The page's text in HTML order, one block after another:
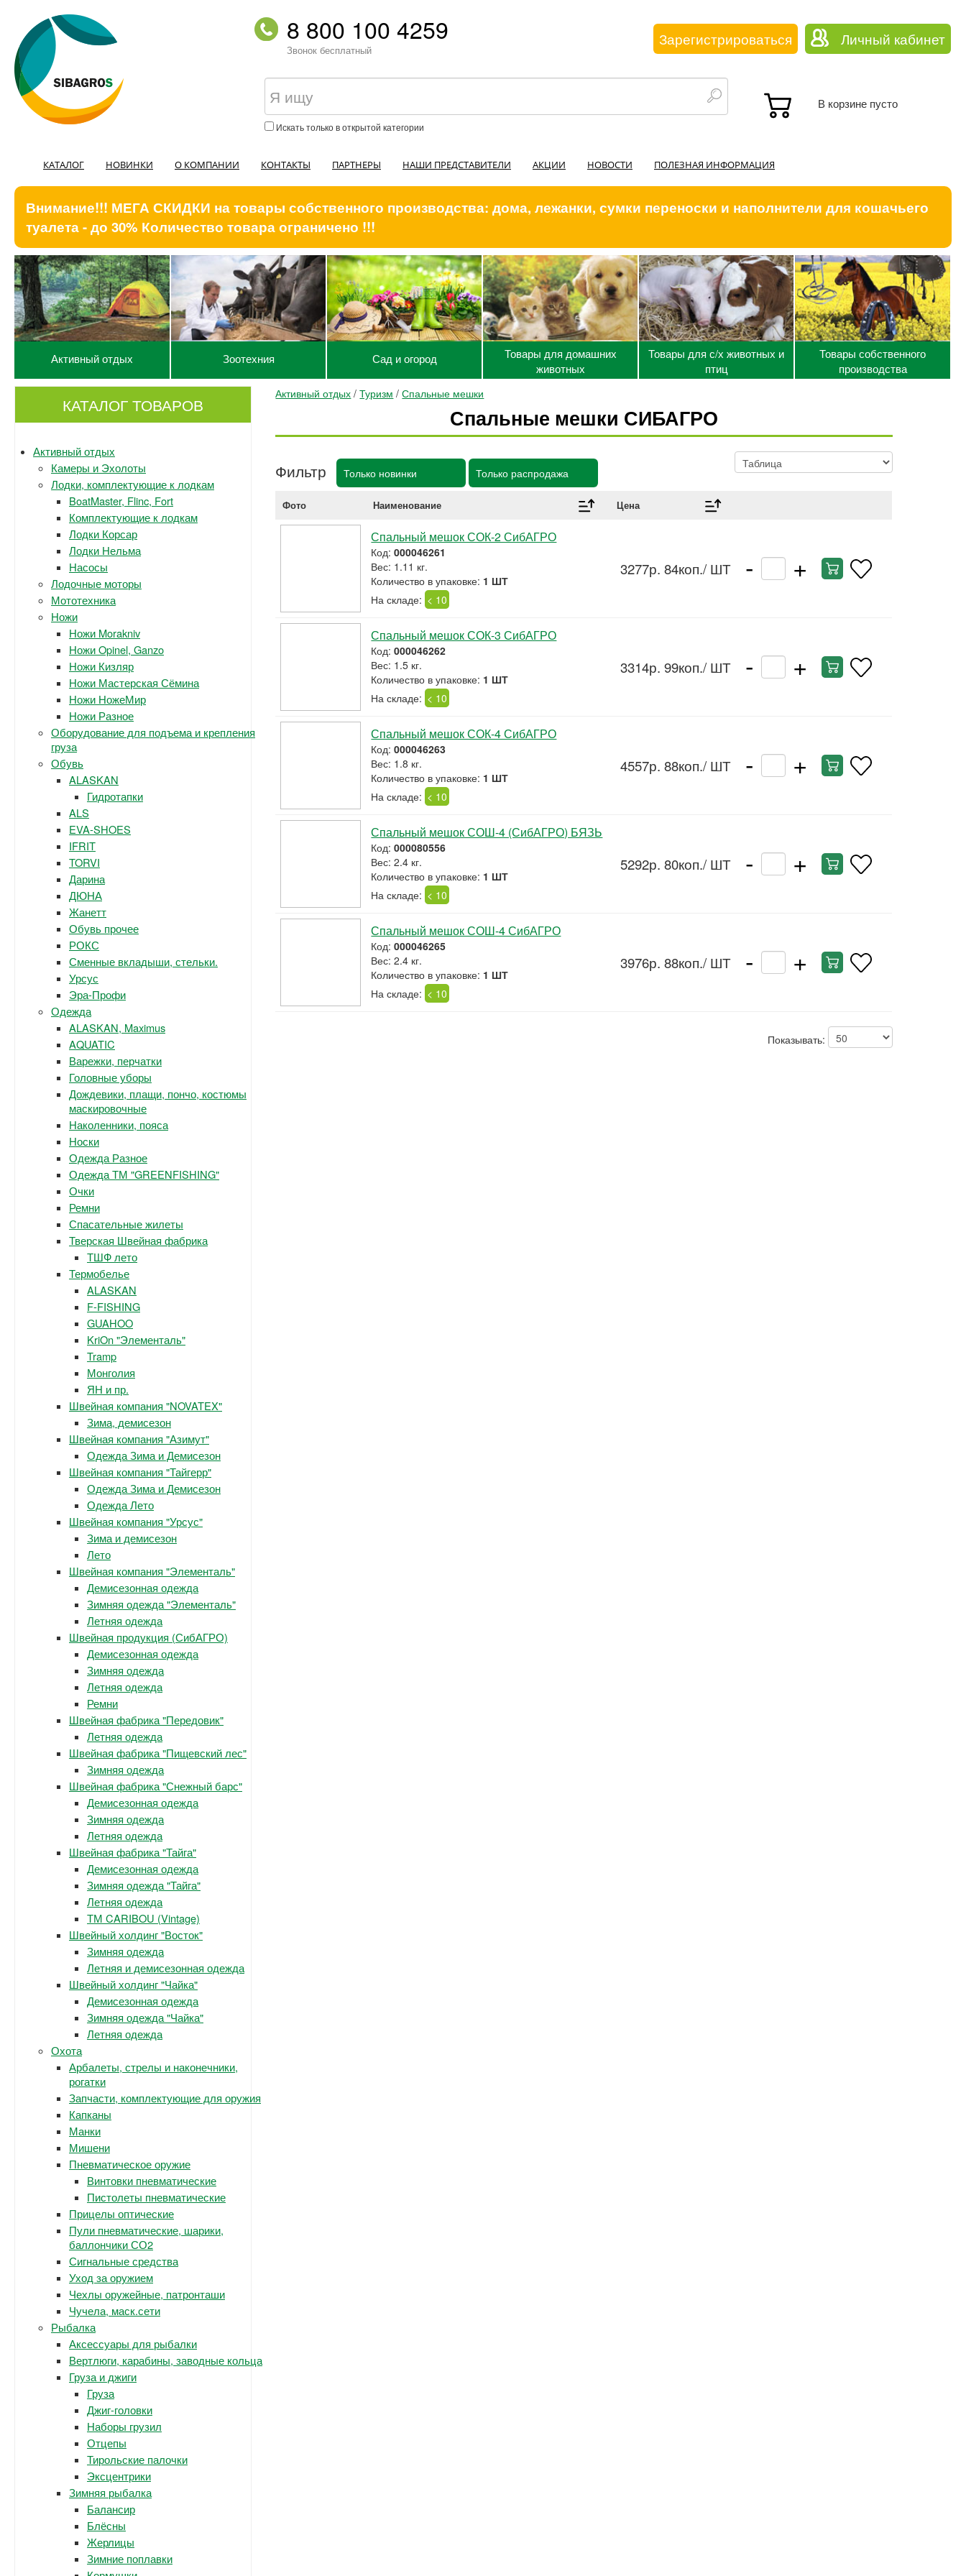
8 800 100 4259
Звонок бесплатный
Зарегистрироваться Личный кабинет
Искать только в открытой категории
В корзине пусто
КАТАЛОГ НОВИНКИ О КОМПАНИИ КОНТАКТЫ ПАРТНЕРЫ НАШИ ПРЕДСТАВИТЕЛИ АКЦИИ НОВОСТИ ПОЛЕЗНАЯ ИНФОРМАЦИЯ
Внимание!!! МЕГА СКИДКИ на товары собственного производства: дома, лежанки, сумки переноски и наполнители для кошачьего
туалета - до 30% Количество товара ограничено !!!
Активный отдых Зоотехния Сад и огород
Товары для домашних
животных
Товары для с/х животных и
птиц
Товары собственного
производства
КАТАЛОГ ТОВАРОВ
Активный отдых
Камеры и Эхолоты
Лодки, комплектующие к лодкам
BoatMaster, Flinc, Fort
Комплектующие к лодкам
Лодки Корсар
Лодки Нельма
Насосы
Лодочные моторы
Мототехника
Ножи
Ножи Morakniv
Ножи Opinel, Ganzo
Ножи Кизляр
Ножи Мастерская Сёмина
Ножи НожеМир
Ножи Разное
Оборудование для подъема и крепления
груза
Обувь
ALASKAN
Гидротапки
ALS
EVA-SHOES
IFRIT
TORVI
Дарина
ДЮНА
Жанетт
Обувь прочее
РОКС
Сменные вкладыши, стельки.
Урсус
Эра-Профи
Одежда
ALASKAN, Maximus
AQUATIC
Варежки, перчатки
Головные уборы
Дождевики, плащи, пончо, костюмы
маскировочные
Наколенники, пояса
Носки
Одежда Разное
Одежда ТМ "GREENFISHING"
Очки
Ремни
Спасательные жилеты
Тверская Швейная фабрика
ТШФ лето
Термобелье
ALASKAN
F-FISHING
GUAHOO
KriOn "Элементаль"
Tramp
Монголия
ЯН и пр.
Швейная компания "NOVATEX"
Зима, демисезон
Швейная компания "Азимут"
Одежда Зима и Демисезон
Швейная компания "Тайгерр"
Одежда Зима и Демисезон
Одежда Лето
Швейная компания "Урсус"
Зима и демисезон
Лето
Швейная компания "Элементаль"
Демисезонная одежда
Зимняя одежда "Элементаль"
Летняя одежда
Швейная продукция (СибАГРО)
Демисезонная одежда
Зимняя одежда
Летняя одежда
Ремни
Швейная фабрика "Передовик"
Летняя одежда
Швейная фабрика "Пищевский лес"
Зимняя одежда
Швейная фабрика "Снежный барс"
Демисезонная одежда
Зимняя одежда
Летняя одежда
Швейная фабрика "Тайга"
Демисезонная одежда
Зимняя одежда "Тайга"
Летняя одежда
ТМ CARIBOU (Vintage)
Швейный холдинг "Восток"
Зимняя одежда
Летняя и демисезонная одежда
Швейный холдинг "Чайка"
Демисезонная одежда
Зимняя одежда "Чайка"
Летняя одежда
Охота
Арбалеты, стрелы и наконечники,
рогатки
Запчасти, комплектующие для оружия
Капканы
Манки
Мишени
Пневматическое оружие
Винтовки пневматические
Пистолеты пневматические
Прицелы оптические
Пули пневматические, шарики,
баллончики СО2
Сигнальные средства
Уход за оружием
Чехлы оружейные, патронташи
Чучела, маск.сети
Рыбалка
Аксессуары для рыбалки
Вертлюги, карабины, заводные кольца
Груза и джиги
Груза
Джиг-головки
Наборы грузил
Отцепы
Тирольские палочки
Эксцентрики
Зимняя рыбалка
Балансир
Блёсны
Жерлицы
Зимние поплавки
Активный отдых /Туризм /Спальные мешки
Спальные мешки СИБАГРО
Фильтр Только новинки Только распродажа
Фото Наименование Цена
Спальный мешок СОК-2 СибАГРО
Код:000046261
Вес: 1.11 кг.
Количество в упаковке: 1 ШТ
На складе: < 10
3277р. 84коп./ ШТ - +
Спальный мешок СОК-3 СибАГРО
Код:000046262
Вес: 1.5 кг.
Количество в упаковке: 1 ШТ
На складе: < 10
3314р. 99коп./ ШТ - +
Спальный мешок СОК-4 СибАГРО
Код:000046263
Вес: 1.8 кг.
Количество в упаковке: 1 ШТ
На складе: < 10
4557р. 88коп./ ШТ - +
Спальный мешок СОШ-4 (СибАГРО) БЯЗЬ
Код:000080556
Вес: 2.4 кг.
Количество в упаковке: 1 ШТ
На складе: < 10
5292р. 80коп./ ШТ - +
Спальный мешок СОШ-4 СибАГРО
Код:000046265
Вес: 2.4 кг.
Количество в упаковке: 1 ШТ
На складе: < 10
3976р. 88коп./ ШТ - +
Показывать: